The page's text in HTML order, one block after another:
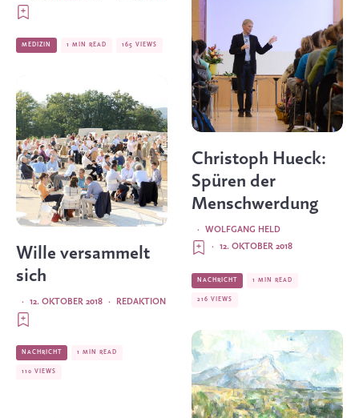
MEDIZIN 1 MIN READ 165 VIEWS
Wille versammelt
sich
REDAKTION
·
12. OKTOBER 2018
·
NACHRICHT 1 MIN READ
110 VIEWS
Christoph Hueck:
Spüren der
Menschwerdung
WOLFGANG HELD
·
12. OKTOBER 2018
·
NACHRICHT 1 MIN READ
216 VIEWS